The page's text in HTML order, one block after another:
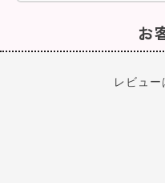
お
レビュー